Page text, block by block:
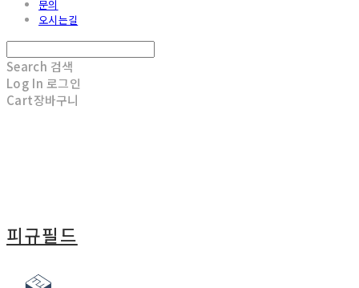
문의
오시는길
Search 검색
Log In 로그인
Cart장바구니
피규필드